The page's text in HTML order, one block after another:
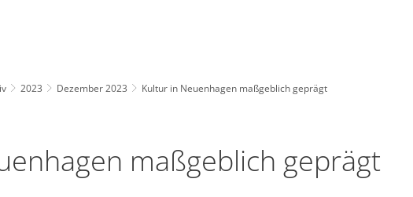
2023 Dezember 2023 Kultur in Neuenhagen maßgeblich geprägt
maßgeblich geprägt